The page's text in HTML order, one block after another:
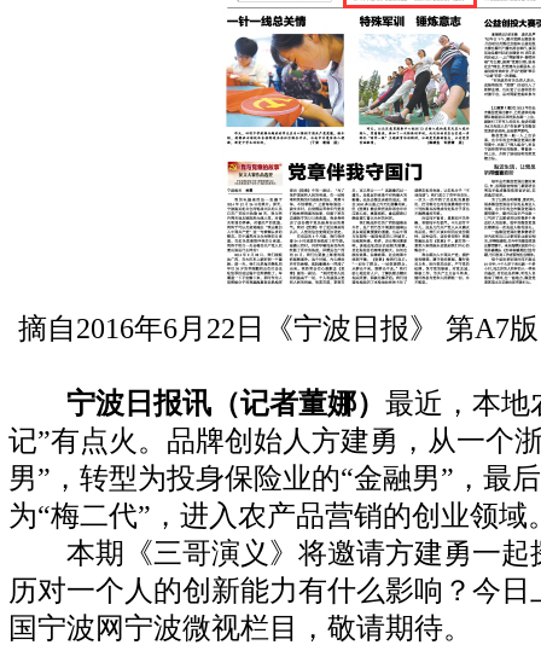
摘自2016年6月22日《宁波日报》 第A7
宁波日报讯（记者董娜） 最近，本地
记”有点火。品牌创始人方建勇，从一个
男”，转型为投身保险业的“金融男”，最
为“梅二代”，进入农产品营销的创业领域
本期《三哥演义》将邀请方建勇一起
历对一个人的创新能力有什么影响？今
国宁波网宁波微视栏目，敬请期待。